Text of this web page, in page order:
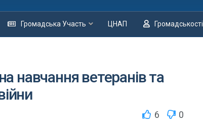
Громадська Участь ЦНАП Громадськості
навчання ветеранів та
6 0